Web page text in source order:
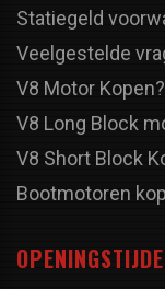
Statiegeld
Veelgestelde
V8 Motor Kopen?
V8 Long Block
V8 Short Block
Bootmotoren